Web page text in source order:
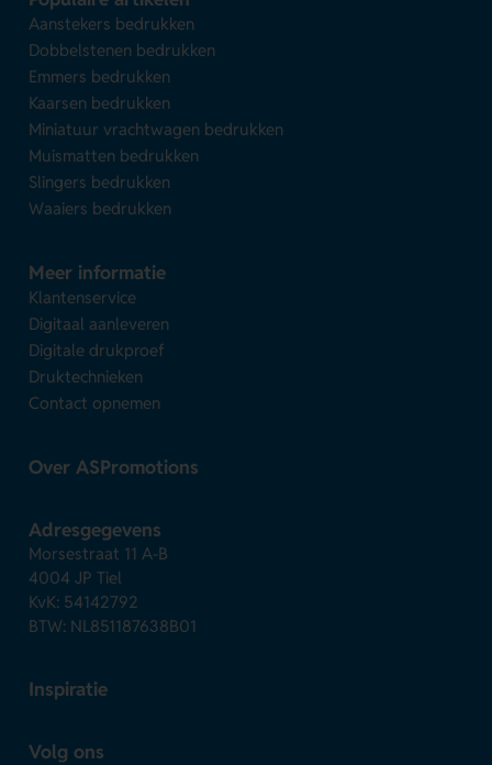
Aanstekers bedrukken
Dobbelstenen bedrukken
Emmers bedrukken
Kaarsen bedrukken
Miniatuur vrachtwagen bedrukken
Muismatten bedrukken
Slingers bedrukken
Waaiers bedrukken
Meer informatie
Klantenservice
Digitaal aanleveren
Digitale drukproef
Druktechnieken
Contact opnemen
Over ASPromotions
Adresgegevens
Morsestraat 11 A-B
4004 JP Tiel
KvK: 54142792
BTW: NL851187638B01
Inspiratie
Volg ons